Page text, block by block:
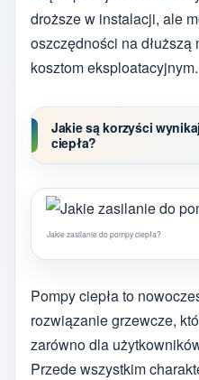
droższe w instalacji, ale
oszczędności na
kosztom eksploatacyjnym.
Jakie są korzyści
ciepła?
Jakie zasilanie do pompy ciepła?
Pompy ciepła to
rozwiązanie grzewcze,
zarówno dla
Przede wszystkim